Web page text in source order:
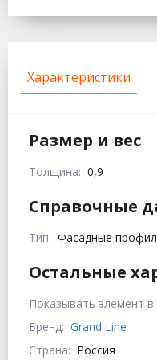
Характеристики
Размер и вес
Толщина: 0,9
Справочные
Тип: Фасадные
Остальные
Показывать элемент
Бренд: Grand Line
Страна: Россия